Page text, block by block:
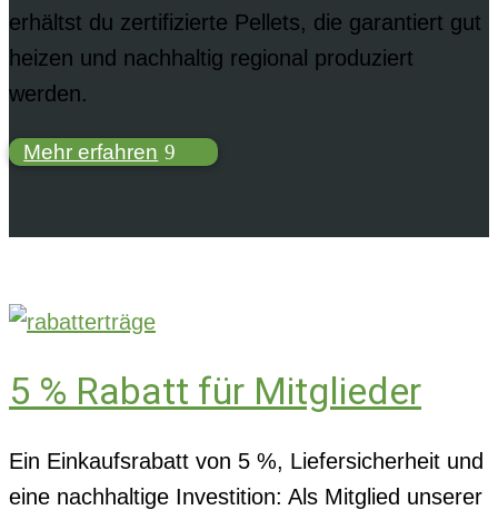
erhältst du zertifizierte Pellets, die garantiert gut
heizen und nachhaltig regional produziert
werden.
Mehr erfahren
5 % Rabatt für Mitglieder
Ein Einkaufsrabatt von 5 %, Liefersicherheit und
eine nachhaltige Investition: Als Mitglied unserer